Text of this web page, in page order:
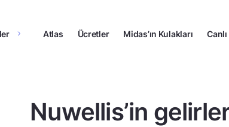
Atlas Ücretler Midas’ın Kulakları
Nuwellis’in